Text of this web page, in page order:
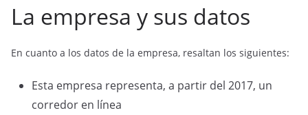
La empresa y sus datos
En cuanto a los datos de la empresa, resaltan los siguientes:
Esta empresa representa, a partir del 2017, un
corredor en línea